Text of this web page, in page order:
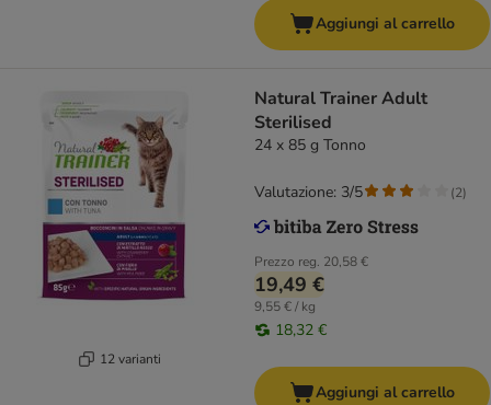
Aggiungi al carrello
12 varianti
Natural Trainer Adult
Sterilised
24 x 85 g Tonno
Prezzo reg. 20,58 €
19,49 €
9,55 € / kg
18,32 €
Valutazione: 3/5 (2)
Aggiungi al carrello